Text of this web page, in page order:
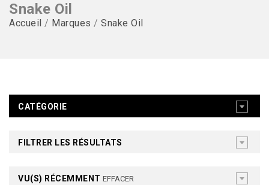
Snake Oil
Accueil / Marques / Snake Oil
CATÉGORIE
FILTRER LES RÉSULTATS
VU(S) RÉCEMMENT EFFACER